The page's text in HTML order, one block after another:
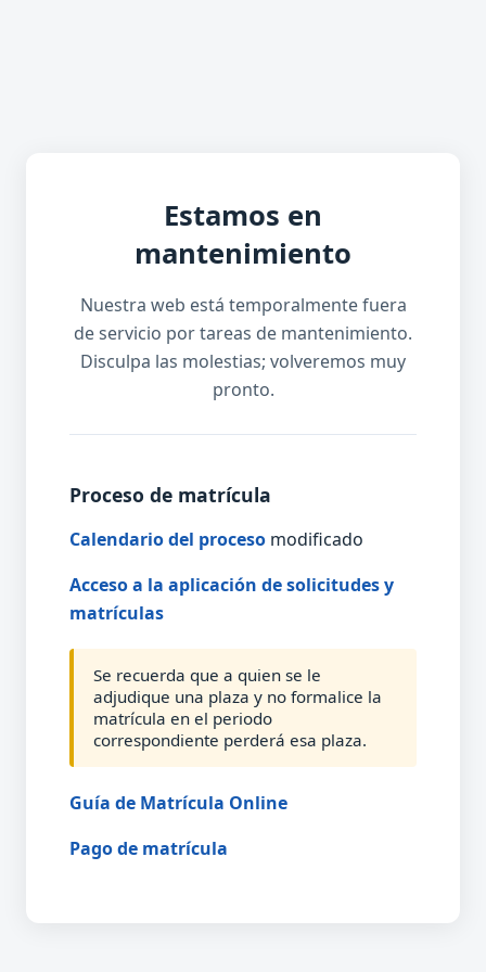
Estamos en
mantenimiento
Nuestra web está temporalmente fuera
de servicio por tareas de mantenimiento.
Disculpa las molestias; volveremos muy
pronto.
Proceso de matrícula
Calendario del proceso modificado
Acceso a la aplicación de solicitudes y
matrículas
Se recuerda que a quien se le
adjudique una plaza y no formalice la
matrícula en el periodo
correspondiente perderá esa plaza.
Guía de Matrícula Online
Pago de matrícula